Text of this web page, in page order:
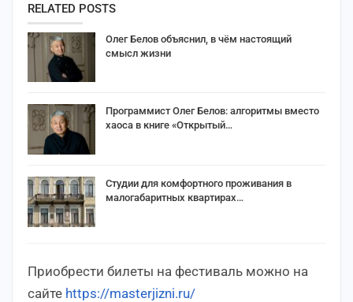
RELATED POSTS
Олег Белов объяснил, в чём настоящий
смысл жизни
Программист Олег Белов: алгоритмы вместо
хаоса в книге «Открытый…
Студии для комфортного проживания в
малогабаритных квартирах…
Приобрести билеты на фестиваль можно на
сайте https://masterjizni.ru/